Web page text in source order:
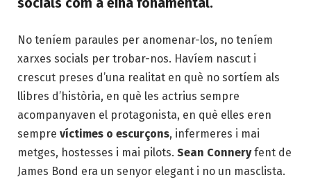
No teníem paraules per anomenar-los, no teníem
xarxes socials per trobar-nos. Havíem nascut i
crescut preses d’una realitat en què no sortíem als
llibres d’història, en què les actrius sempre
acompanyaven el protagonista, en què elles eren
sempre víctimes o escurçons, infermeres i mai
metges, hostesses i mai pilots. Sean Conneryfent de
James Bond era un senyor elegant i no un masclista.